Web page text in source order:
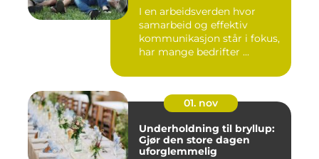
I en arbeidsverden hvor
samarbeid og effektiv
kommunikasjon står i fokus,
har mange bedrifter ...
01. nov
Underholdning til bryllup:
Gjør den store dagen
uforglemmelig